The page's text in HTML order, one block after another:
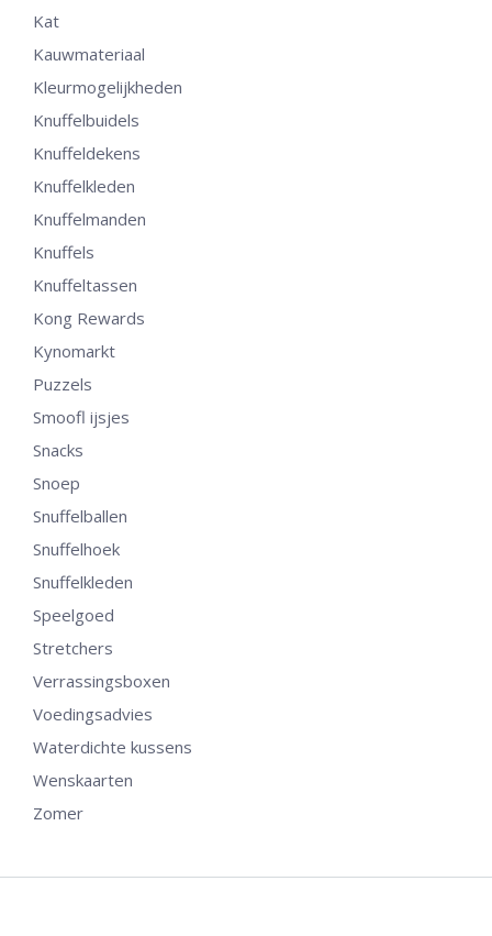
Kat
Kauwmateriaal
Kleurmogelijkheden
Knuffelbuidels
Knuffeldekens
Knuffelkleden
Knuffelmanden
Knuffels
Knuffeltassen
Kong Rewards
Kynomarkt
Puzzels
Smoofl ijsjes
Snacks
Snoep
Snuffelballen
Snuffelhoek
Snuffelkleden
Speelgoed
Stretchers
Verrassingsboxen
Voedingsadvies
Waterdichte kussens
Wenskaarten
Zomer